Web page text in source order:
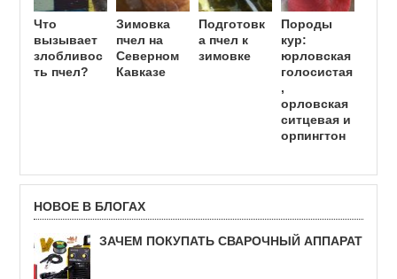
Что
вызывает
злобливос
ть пчел?
Зимовка
пчел на
Северном
Кавказе
Подготовк
а пчел к
зимовке
Породы
кур:
юрловская
голосистая
,
орловская
ситцевая и
орпингтон
НОВОЕ В БЛОГАХ
ЗАЧЕМ ПОКУПАТЬ СВАРОЧНЫЙ АППАРАТ